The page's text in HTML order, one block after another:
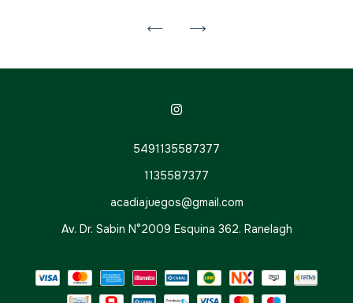
5491135587377
1135587377
acadiajuegos@gmail.com
Av. Dr. Sabin N°2009 Esquina 362. Ranelagh